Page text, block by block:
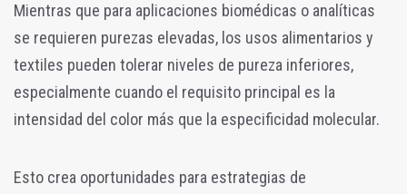
Mientras que para aplicaciones biomédicas o analíticas
se requieren purezas elevadas, los usos alimentarios y
textiles pueden tolerar niveles de pureza inferiores,
especialmente cuando el requisito principal es la
intensidad del color más que la especificidad molecular.
Esto crea oportunidades para estrategias de